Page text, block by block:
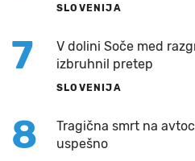
SLOVENIJA
7
V dolini Soče med
izbruhnil pretep
SLOVENIJA
8
Tragična smrt na
uspešno